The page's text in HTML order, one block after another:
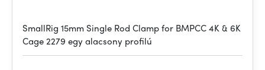
SmallRig 15mm Single Rod Clamp for BMPCC 4K & 6K
Cage 2279 egy alacsony profilú